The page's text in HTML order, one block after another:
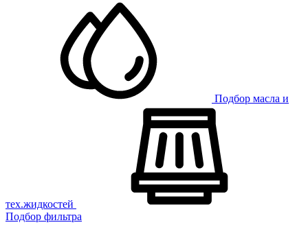
Подбор масла и
тех.жидкостей
Подбор фильтра